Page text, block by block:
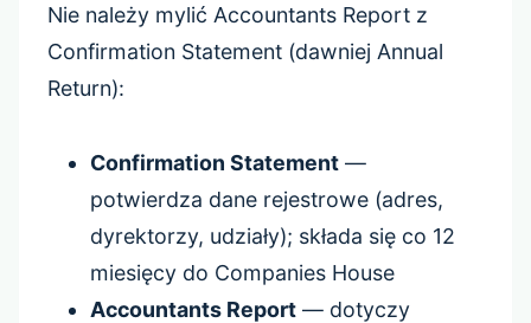
Nie należy mylić Accountants Report z
Confirmation Statement (dawniej Annual
Return):
Confirmation Statement—
potwierdza dane rejestrowe (adres,
dyrektorzy, udziały); składa się co 12
miesięcy do Companies House
Accountants Report— dotyczy